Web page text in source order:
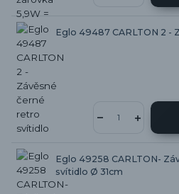
Eglo 49487 CARLTON 2 -
Eglo 49258 CARLTON-
svítidlo Ø 31cm